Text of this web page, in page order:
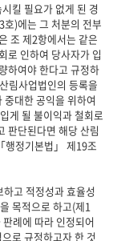
킬 필요가 없게 된 경
)에는 그 처분의 전부
조 제2항에서는 같은
로 인하여 당사자가 입
하여야 한다고 규정하
림사업법인의 등록을
중대한 공익을 위하여
게 될 불이익과 철회로
판단된다면 해당 산림
행정기본법」 제19조
목적으로 하고(제1
례에 따라 인정되어
로 규정하고자 한 것